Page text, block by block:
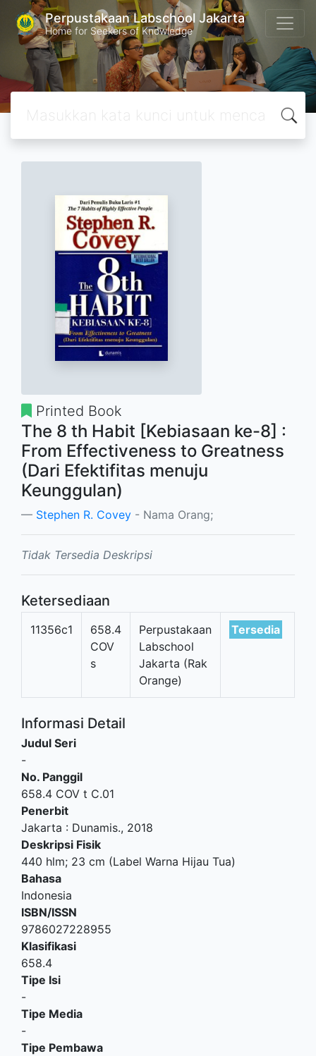
Perpustakaan Labschool Jakarta
Home for Seekers of Knowledge
Printed Book
The 8 th Habit [Kebiasaan ke-8] :
From Effectiveness to Greatness
(Dari Efektifitas menuju
Keunggulan)
Stephen R. Covey - Nama Orang;
Tidak Tersedia Deskripsi
Ketersediaan
11356c1
658.4
COV
s
Perpustakaan
Labschool
Jakarta (Rak
Orange)
Tersedia
Informasi Detail
Judul Seri
-
No. Panggil
658.4 COV t C.01
Penerbit
Jakarta : Dunamis., 2018
Deskripsi Fisik
440 hlm; 23 cm (Label Warna Hijau Tua)
Bahasa
Indonesia
ISBN/ISSN
9786027228955
Klasifikasi
658.4
Tipe Isi
-
Tipe Media
-
Tipe Pembawa